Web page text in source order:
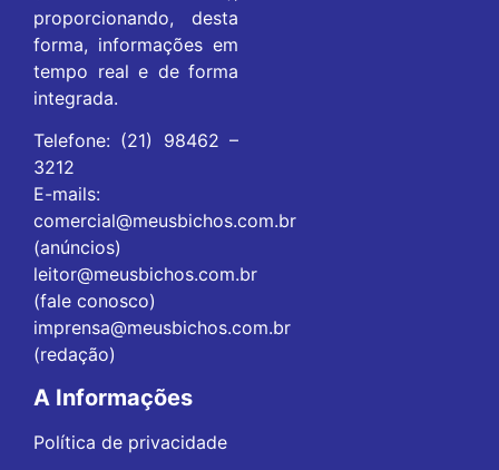
proporcionando, desta
forma, informações em
tempo real e de forma
integrada.
Telefone: (21) 98462 –
3212
E-mails:
comercial@meusbichos.com.br
(anúncios)
leitor@meusbichos.com.br
(fale conosco)
imprensa@meusbichos.com.br
(redação)
A Informações
Política de privacidade